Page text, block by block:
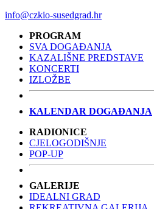
info@czkio-susedgrad.hr
PROGRAM
SVA DOGAĐANJA
KAZALIŠNE PREDSTAVE
KONCERTI
IZLOŽBE
KALENDAR DOGAĐANJA
RADIONICE
CJELOGODIŠNJE
POP-UP
GALERIJE
IDEALNI GRAD